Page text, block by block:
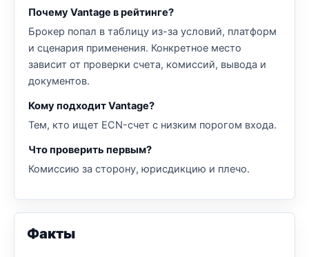
Почему Vantage в рейтинге?
Брокер попал в таблицу из-за условий, платформ
и сценария применения. Конкретное место
зависит от проверки счета, комиссий, вывода и
документов.
Кому подходит Vantage?
Тем, кто ищет ECN-счет с низким порогом входа.
Что проверить первым?
Комиссию за сторону, юрисдикцию и плечо.
Факты